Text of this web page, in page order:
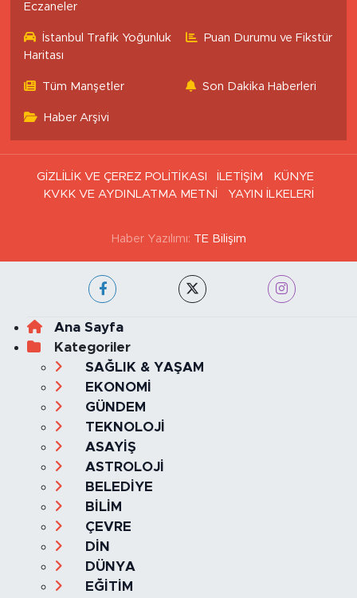
Eczaneler
İstanbul Trafik Yoğunluk
Haritası
Puan Durumu ve Fikstür
Tüm Manşetler Son Dakika Haberleri
Haber Arşivi
GİZLİLİK VE ÇEREZ POLİTİKASI İLETİŞİM
KÜNYE
KVKK VE AYDINLATMA METNİ
YAYIN İLKELERİ
Haber Yazılımı: TE Bilişim
Ana Sayfa
Kategoriler
SAĞLIK & YAŞAM
EKONOMİ
GÜNDEM
TEKNOLOJİ
ASAYİŞ
ASTROLOJİ
BELEDİYE
BİLİM
ÇEVRE
DİN
DÜNYA
EĞİTİM